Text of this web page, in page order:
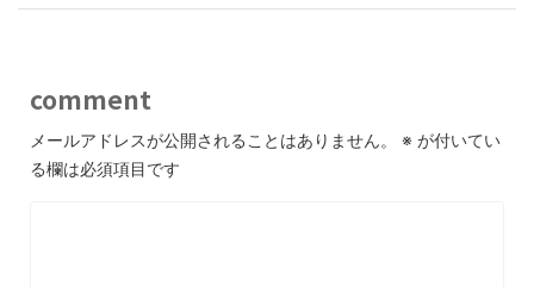
comment
メールアドレスが公開されることはありません。 ※ が付いてい
る欄は必須項目です